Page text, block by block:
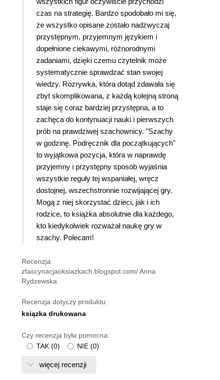
czas na strategię. Bardzo spodobało mi się,
że wszystko opisane zostało nadzwyczaj
przystępnym, przyjemnym językiem i
dopełnione ciekawymi, różnorodnymi
zadaniami, dzięki czemu czytelnik może
systematycznie sprawdzać stan swojej
wiedzy. Rozrywka, która dotąd zdawała się
zbyt skomplikowana, z każdą kolejną stroną
staje się coraz bardziej przystępna, a to
zachęca do kontynuacji nauki i pierwszych
prób na prawdziwej szachownicy. "Szachy
w godzinę. Podręcznik dla początkujących"
to wyjątkowa pozycja, która w naprawdę
przyjemny i przystępny sposób wyjaśnia
wszystkie reguły tej wspaniałej, wręcz
dostojnej, wszechstronnie rozwijającej gry.
Mogą z niej skorzystać dzieci, jak i ich
rodzice, to książka absolutnie dla każdego,
kto kiedykolwiek rozważał naukę gry w
szachy. Polecam!
Recenzja:
zfascynacjaoksiazkach.blogspot.com/ Anna
Rydzewska
Recenzja dotyczy produktu:
ksiązka drukowana
Czy recenzja była pomocna:
TAK (0) NIE (0)
więcej recenzji